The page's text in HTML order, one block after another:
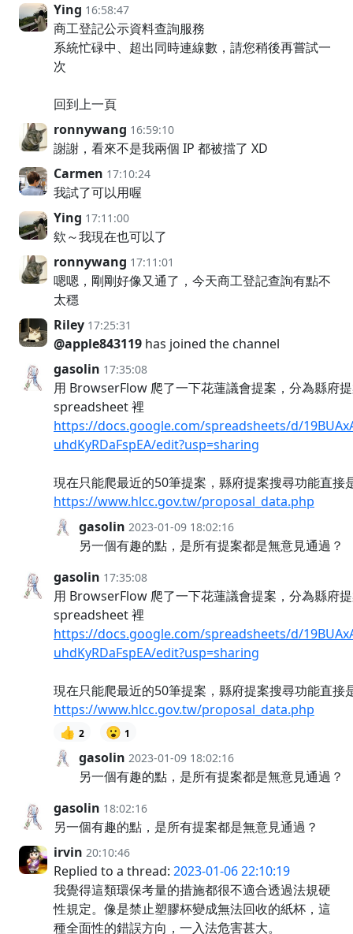
Ying 16:58:47
商工登記公示資料查詢服務
系統忙碌中、超出同時連線數，請您稍後再嘗試一
次
回到上一頁
ronnywang 16:59:10
謝謝，看來不是我兩個 IP 都被擋了 XD
Carmen 17:10:24
我試了可以用喔
Ying 17:11:00
欸～我現在也可以了
ronnywang 17:11:01
嗯嗯，剛剛好像又通了，今天商工登記查詢有點不
太穩
Riley 17:25:31
@apple843119 has joined the channel
gasolin 17:35:08
用 BrowserFlow 爬了一下花蓮議會提案，分為縣府
spreadsheet 裡
https://docs.google.com/spreadsheets/d/
uhdKyRDaFspEA/edit?usp=sharing
現在只能爬最近的50筆提案，縣府提案搜尋功能直接
https://www.hlcc.gov.tw/proposal_data.php
gasolin 2023-01-09 18:02:16
另一個有趣的點，是所有提案都是無意見通過？
gasolin 17:35:08
用 BrowserFlow 爬了一下花蓮議會提案，分為縣府
spreadsheet 裡
https://docs.google.com/spreadsheets/d/
uhdKyRDaFspEA/edit?usp=sharing
現在只能爬最近的50筆提案，縣府提案搜尋功能直接
https://www.hlcc.gov.tw/proposal_data.php
👍 2 😮 1
gasolin 2023-01-09 18:02:16
另一個有趣的點，是所有提案都是無意見通過？
gasolin 18:02:16
另一個有趣的點，是所有提案都是無意見通過？
irvin 20:10:46
Replied to a thread: 2023-01-06 22:10:19
我覺得這類環保考量的措施都很不適合透過法規硬
性規定。像是禁止塑膠杯變成無法回收的紙杯，這
種全面性的錯誤方向，一入法危害甚大。